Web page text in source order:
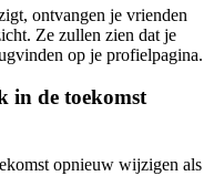
ontvangen je vrienden
Ze zullen zien dat je
op je profielpagina.
in de toekomst
opnieuw wijzigen als